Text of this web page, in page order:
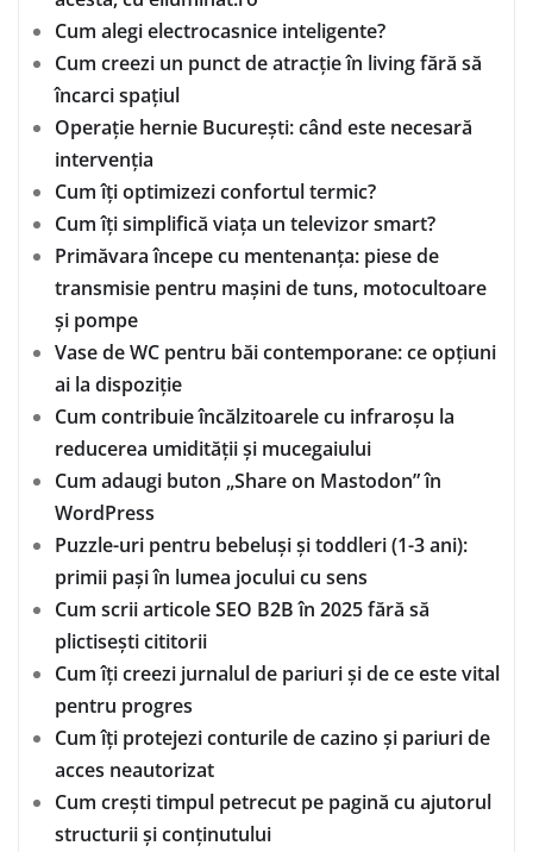
Cum alegi electrocasnice inteligente?
Cum creezi un punct de atracție în living fără să
încarci spațiul
Operație hernie București: când este necesară
intervenția
Cum îți optimizezi confortul termic?
Cum îți simplifică viața un televizor smart?
Primăvara începe cu mentenanța: piese de
transmisie pentru mașini de tuns, motocultoare
și pompe
Vase de WC pentru băi contemporane: ce opțiuni
ai la dispoziție
Cum contribuie încălzitoarele cu infraroșu la
reducerea umidității și mucegaiului
Cum adaugi buton „Share on Mastodon” în
WordPress
Puzzle-uri pentru bebeluși și toddleri (1-3 ani):
primii pași în lumea jocului cu sens
Cum scrii articole SEO B2B în 2025 fără să
plictisești cititorii
Cum îți creezi jurnalul de pariuri și de ce este vital
pentru progres
Cum îți protejezi conturile de cazino și pariuri de
acces neautorizat
Cum crești timpul petrecut pe pagină cu ajutorul
structurii și conținutului